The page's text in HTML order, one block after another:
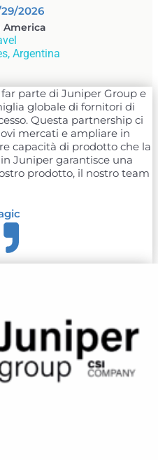
2026
America
Argentina
parte di Juniper Group e
globale di fornitori di
Questa partnership ci
mercati e ampliare in
capacità di prodotto che la
Juniper garantisce una
prodotto, il nostro team